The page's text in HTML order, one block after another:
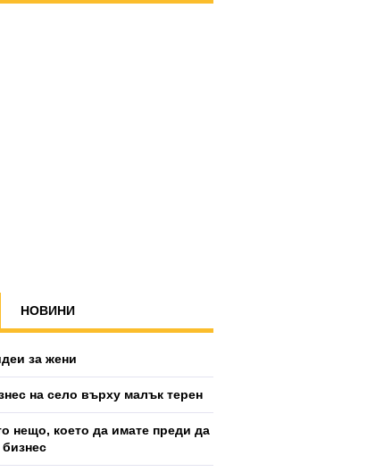
НОВИНИ
за жени
на село върху малък терен
нещо, което да имате преди да
бизнес